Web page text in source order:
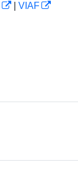
VIAF